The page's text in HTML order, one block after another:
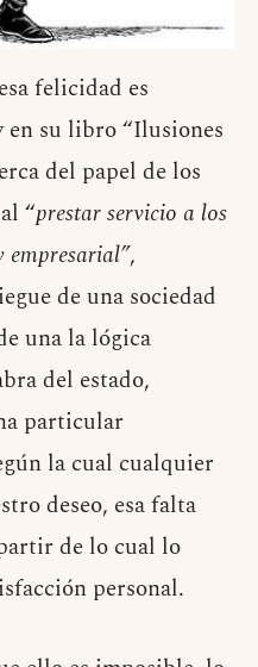
felicidad es
en su libro “Ilusiones
del papel de los
“prestar servicio a los
empresarial”,
de una sociedad
una la lógica
del estado,
particular
la cual cualquier
deseo, esa falta
de lo cual lo
personal.